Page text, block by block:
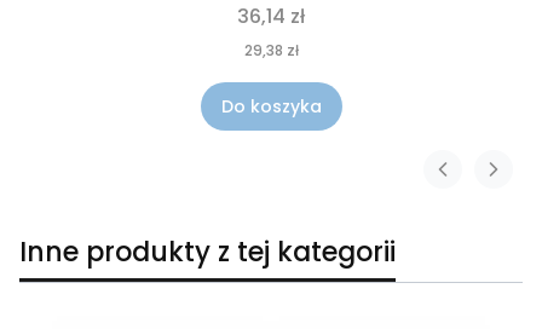
36,14 zł
29,38 zł
Do koszyka
Inne produkty z tej kategorii